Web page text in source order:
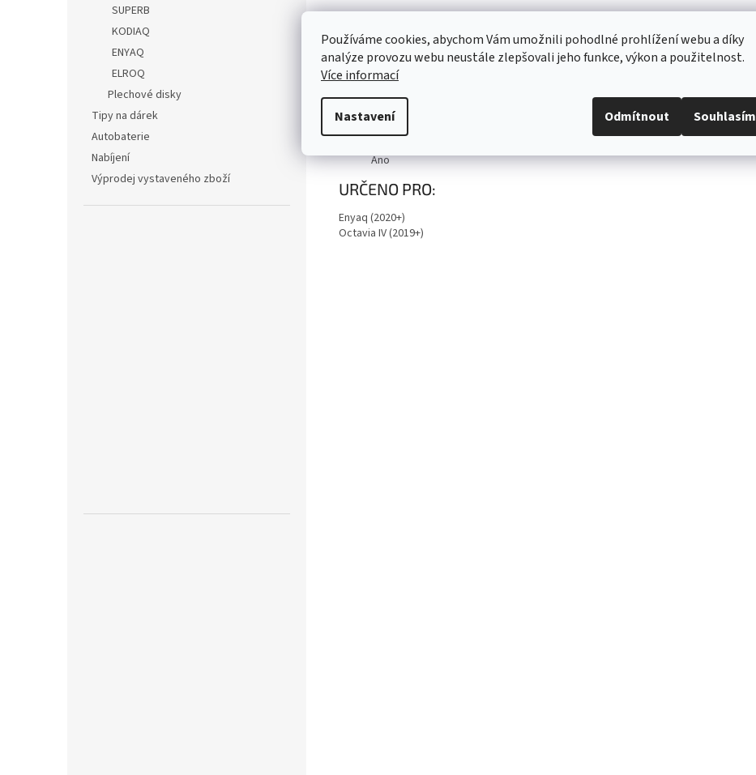
Používáme cookies, abychom Vám umožnili pohodlné prohlížení webu a díky
analýze provozu webu neustále zlepšovali jeho funkce, výkon a použitelnost.
Více informací
Nastavení Odmítnout Souhlasím
SUPERB
KODIAQ
ENYAQ
ELROQ
Plechové disky
Tipy na dárek
Autobaterie
Nabíjení
Výprodej vystaveného zboží
TECHNICKÁ SPECIFIKACE
Kód produktu
5E6955425
Omezení
Pouze pro vozy Octavia IV Limo, Enyaq Coupé.
Ano
URČENO PRO:
Enyaq (2020+)
Octavia IV (2019+)